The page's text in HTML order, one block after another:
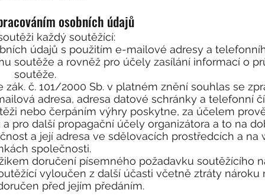
osobních údajů
každý soutěžící:
údajů s použitím e-mailové adresy a
soutěže a rovněž pro účely zasílání informací o
soutěže.
č. 101/2000 Sb. v platném znění souhlas se
adresa, adresa datové schránky a telefonní
nebo čerpáním výhry poskytne, za účelem
pro další propagační účely organizátora a to na
a její adresa ve sdělovacích prostředcích a na
společnosti.
doručení písemného požadavku soutěžícího
vyloučen z další účasti včetně ztráty nároku
před jejím předáním.